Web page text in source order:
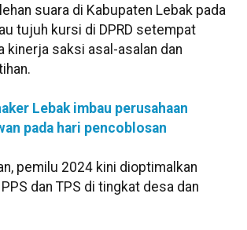
suara di Kabupaten Lebak pada
tujuh kursi di DPRD setempat
kinerja saksi asal-asalan dan
Lebak imbau perusahaan
pada hari pencoblosan
pemilu 2024 kini dioptimalkan
dan TPS di tingkat desa dan